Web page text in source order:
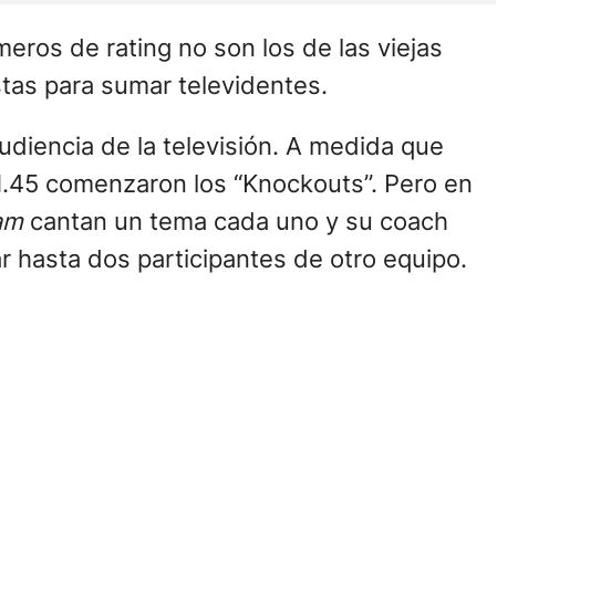
de rating no son los de las viejas
para sumar televidentes.
de la televisión. A medida que
comenzaron los “Knockouts”. Pero en
cantan un tema cada uno y su coach
hasta dos participantes de otro equipo.